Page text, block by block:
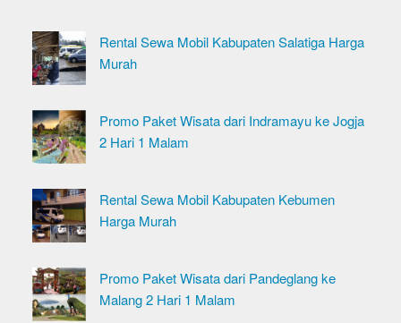
Rental Sewa Mobil Kabupaten Salatiga Harga
Murah
Promo Paket Wisata dari Indramayu ke Jogja
2 Hari 1 Malam
Rental Sewa Mobil Kabupaten Kebumen
Harga Murah
Promo Paket Wisata dari Pandeglang ke
Malang 2 Hari 1 Malam